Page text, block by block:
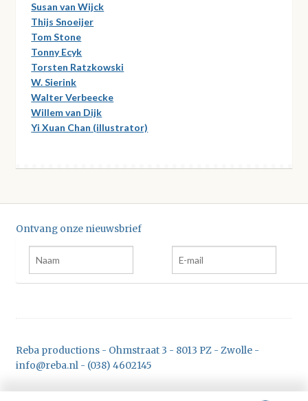
Susan van Wijck
Thijs Snoeijer
Tom Stone
Tonny Ecyk
Torsten Ratzkowski
W. Sierink
Walter Verbeecke
Willem van Dijk
Yi Xuan Chan (illustrator)
Ontvang onze nieuwsbrief
Reba productions - Ohmstraat 3 - 8013 PZ - Zwolle -
info@reba.nl - (038) 4602145